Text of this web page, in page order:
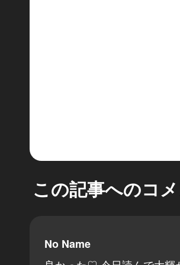
この記事へのコ
No Name